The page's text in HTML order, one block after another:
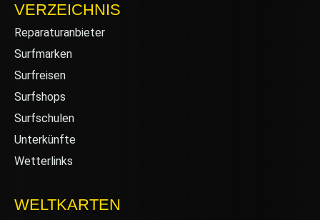
VERZEICHNIS
Reparaturanbieter
Surfmarken
Surfreisen
Surfshops
Surfschulen
Unterkünfte
Wetterlinks
WELTKARTEN